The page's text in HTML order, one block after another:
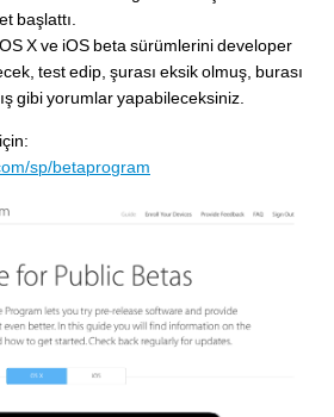
başlattı.
X ve iOS beta sürümlerini developer
test edip, şurası eksik olmuş, burası
gibi yorumlar yapabileceksiniz.
sp/betaprogram